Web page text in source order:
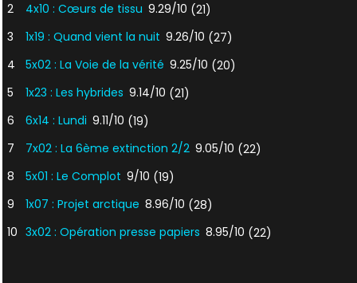
2
4x10 : Cœurs de tissu 9.29/10 (21)
3
1x19 : Quand vient la nuit 9.26/10 (27)
4
5x02 : La Voie de la vérité 9.25/10 (20)
5
1x23 : Les hybrides 9.14/10 (21)
6
6x14 : Lundi 9.11/10 (19)
7
7x02 : La 6ème extinction 2/2 9.05/10 (22)
8
5x01 : Le Complot 9/10 (19)
9
1x07 : Projet arctique 8.96/10 (28)
10 3x02 : Opération presse papiers 8.95/10 (22)